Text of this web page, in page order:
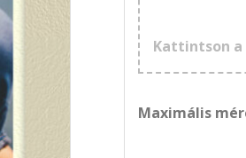
Kattintson a
Maximális